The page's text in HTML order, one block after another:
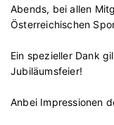
Abends, bei allen
Österreichischen
Ein spezieller Dank
Jubiläumsfeier!
Anbei Impressionen